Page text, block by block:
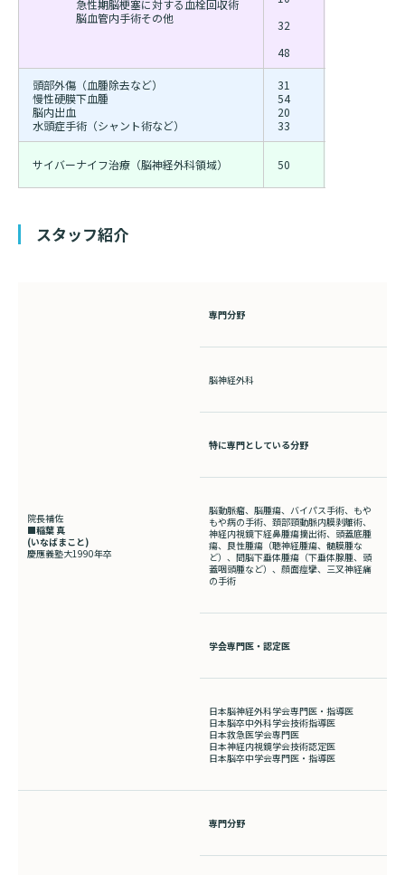
急性期脳梗塞に対する血栓回収術
脳血管内手術その他
32
48
頭部外傷（血腫除去など）
慢性硬膜下血腫
脳内出血
水頭症手術（シャント術など）
31
54
20
33
サイバーナイフ治療（脳神経外科領域） 50
スタッフ紹介
院長補佐
■稲葉 真
(いなばまこと)
慶應義塾大1990年卒
専門分野
脳神経外科
特に専門としている分野
脳動脈瘤、脳腫瘍、バイパス手術、もや
もや病の手術、頚部頸動脈内膜剥離術、
神経内視鏡下経鼻腫瘍摘出術、頭蓋底腫
瘍、良性腫瘍（聴神経腫瘍、髄膜腫な
ど）、間脳下垂体腫瘍（下垂体腺腫、頭
蓋咽頭腫など）、顔面痙攣、三叉神経痛
の手術
学会専門医・認定医
日本脳神経外科学会専門医・指導医
日本脳卒中外科学会技術指導医
日本救急医学会専門医
日本神経内視鏡学会技術認定医
日本脳卒中学会専門医・指導医
専門分野